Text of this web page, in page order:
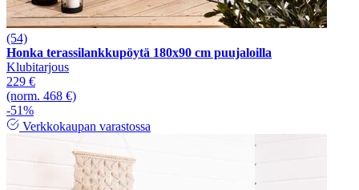
(54)
Honka terassilankkupöytä 180x90 cm puujaloilla
Klubitarjous
229 €
(norm. 468 €)
-51%
Verkkokaupan varastossa